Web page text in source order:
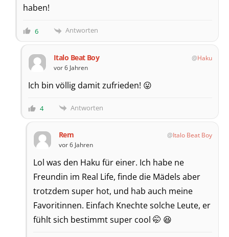
haben!
6 Antworten
Italo Beat Boy
Haku
vor 6 Jahren
Ich bin völlig damit zufrieden! 😛
4 Antworten
Rem
Italo Beat Boy
vor 6 Jahren
Lol was den Haku für einer. Ich habe ne
Freundin im Real Life, finde die Mädels aber
trotzdem super hot, und hab auch meine
Favoritinnen. Einfach Knechte solche Leute, er
fühlt sich bestimmt super cool 🤭 😆